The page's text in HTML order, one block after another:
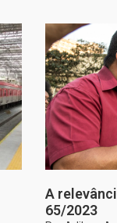
A
65/2023